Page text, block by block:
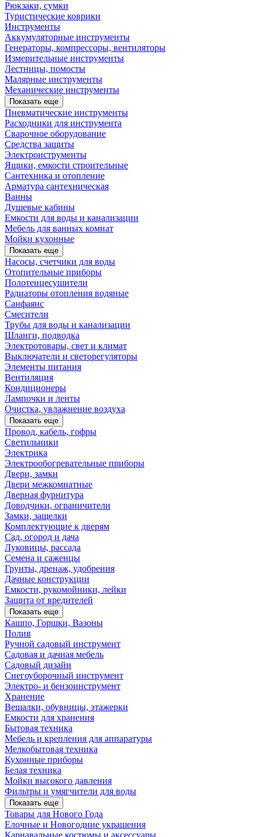
Рюкзаки, сумки
Туристические коврики
Инструменты
Аккумуляторные инструменты
Генераторы, компрессоры, вентиляторы
Измерительные инструменты
Лестницы, помосты
Малярные инструменты
Механические инструменты
Показать еще
Пневматические инструменты
Расходники для инструмента
Сварочное оборудование
Средства защиты
Электроиструменты
Ящики, емкости строительные
Сантехника и отопление
Арматура сантехническая
Ванны
Душевые кабины
Емкости для воды и канализации
Мебель для ванных комнат
Мойки кухонные
Показать еще
Насосы, счетчики для воды
Отопительные приборы
Полотенцесушители
Радиаторы отопления водяные
Санфаянс
Смесители
Трубы для воды и канализации
Шланги, подводка
Электротовары, свет и климат
Выключатели и светорегуляторы
Элементы питания
Вентиляция
Кондиционеры
Лампочки и ленты
Очистка, увлажнение воздуха
Показать еще
Провод, кабель, гофры
Светильники
Электрика
Электрообогревательные приборы
Двери, замки
Двери межкомнатные
Дверная фурнитура
Доводчики, ограничители
Замки, защелки
Комплектующие к дверям
Сад, огород и дача
Луковицы, рассада
Семена и саженцы
Грунты, дренаж, удобрения
Дачные конструкции
Емкости, рукомойники, лейки
Защита от вредителей
Показать еще
Кашпо, Горшки, Вазоны
Полив
Ручной садовый инструмент
Садовая и дачная мебель
Садовый дизайн
Снегоуборочный инструмент
Электро- и бензоинструмент
Хранение
Вешалки, обувницы, этажерки
Емкости для хранения
Бытовая техника
Мебель и крепления для аппаратуры
Мелкобытовая техника
Кухонные приборы
Белая техника
Мойки высокого давления
Фильтры и умягчители для воды
Показать еще
Товары для Нового Года
Елочные и Новогодние украшения
Карнавальные костюмы и аксессуары